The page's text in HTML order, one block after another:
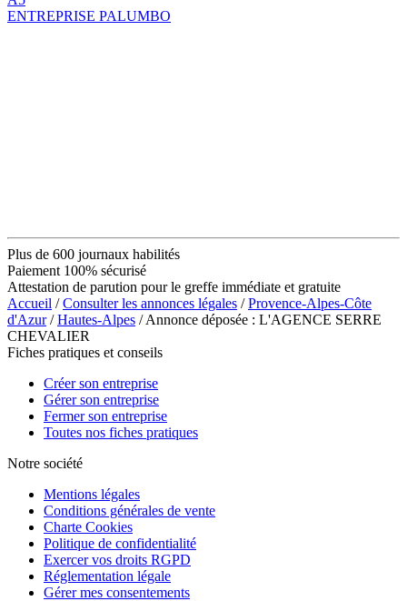
ENTREPRISE PALUMBO
Plus de 600 journaux habilités
Paiement 100% sécurisé
Attestation de parution pour le greffe immédiate et gratuite
Accueil /Consulter les annonces légales /Provence-Alpes-Côte
d'Azur/Hautes-Alpes / Annonce déposée : L'AGENCE SERRE
CHEVALIER
Fiches pratiques et conseils
Créer son entreprise
Gérer son entreprise
Fermer son entreprise
Toutes nos fiches pratiques
Notre société
Mentions légales
Conditions générales de vente
Charte Cookies
Politique de confidentialité
Exercer vos droits RGPD
Réglementation légale
Gérer mes consentements